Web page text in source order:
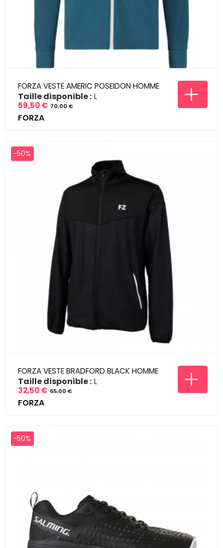
FORZA VESTE AMERIC POSEIDON HOMME
Prix
59,50 €
Prix
de
70,00 €
Taille disponible : L
FORZA
FORZA VESTE BRADFORD BLACK HOMME
Prix
32,50 €
Prix
de
65,00 €
Taille disponible : L
FORZA
-50%
-50%